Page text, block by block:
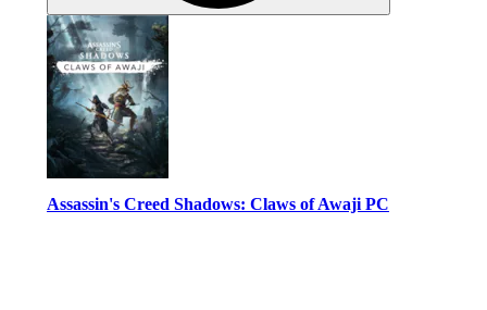
Assassin's Creed Shadows: Claws of Awaji PC